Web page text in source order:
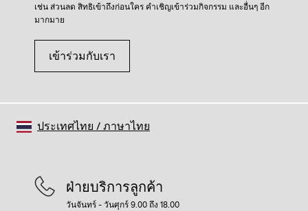
เช่น ส่วนลด สิทธิเข้าถึงก่อนใคร คำเชิญเข้าร่วมกิจกรรม และอื่นๆ อีก
มากมาย
เข้าร่วมกับเรา
ฝ่ายบริการลูกค้า
วันจันทร์ - วันศุกร์ 9.00 ถึง 18.00
ประเทศไทย /ภาษาไทย